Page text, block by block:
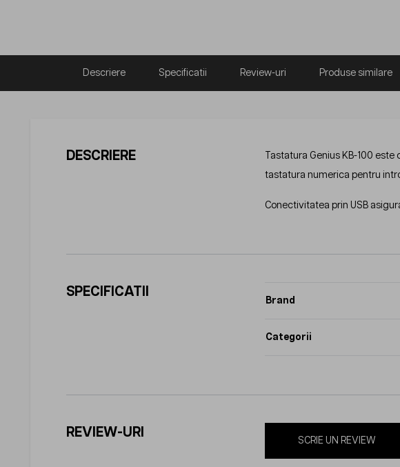
Descriere Specificatii Review-uri Produse similare
DESCRIERE
Tastatura Genius KB-100
tastatura numerica pentru
Conectivitatea prin USB
SPECIFICATII
Brand
Categorii
REVIEW-URI
SCRIE UN REVIEW